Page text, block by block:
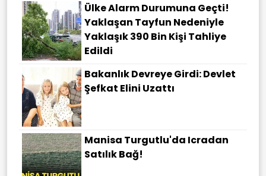
Ülke Alarm Durumuna Geçti!
Yaklaşan Tayfun Nedeniyle
Yaklaşık 390 Bin Kişi Tahliye
Edildi
Bakanlık Devreye Girdi: Devlet
Şefkat Elini Uzattı
Manisa Turgutlu'da Icradan
Satılık Bağ!